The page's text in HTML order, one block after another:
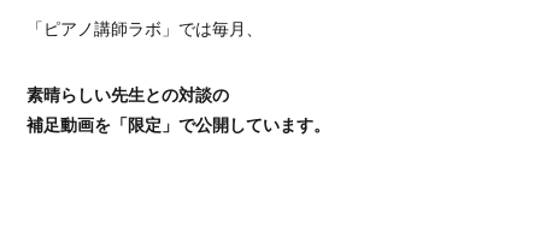
「ピアノ講師ラボ」では毎月、
素晴らしい先生との対談の
補足動画を「限定」で公開しています。